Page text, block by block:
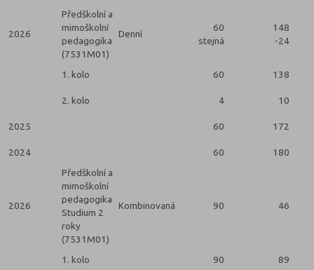
2026
Předškolní a
mimoškolní
pedagogika
(7531M01)
Denní
60
stejná
148
-24
1. kolo 60 138
2. kolo 4 10
2025 60 172
2024 60 180
2026
Předškolní a
mimoškolní
pedagogika
Studium 2
roky
(7531M01)
Kombinovaná 90 46
1. kolo 90 89